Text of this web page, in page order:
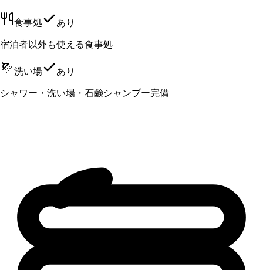
食事処 あり
宿泊者以外も使える食事処
洗い場 あり
シャワー・洗い場・石鹸シャンプー完備